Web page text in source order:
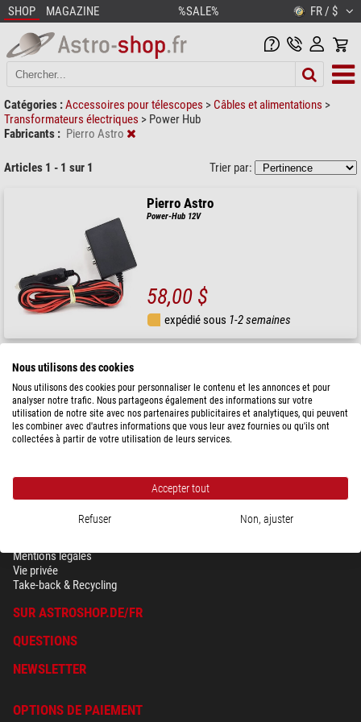
SHOP MAGAZINE %SALE% FR / $
Catégories :Accessoires pour télescopes > Câbles et alimentations >
Transformateurs électriques > Power Hub
Fabricants : Pierro Astro
Articles 1 - 1 sur 1 Trier par:
Pierro Astro
Power-Hub 12V
58,00 $
expédié sous 1-2 semaines
SÉCURITÉ & VIE PRIVÉE
Mentions légales
Vie privée
Take-back & Recycling
SUR ASTROSHOP.DE/FR
QUESTIONS
NEWSLETTER
OPTIONS DE PAIEMENT
Nous utilisons des cookies
Nous utilisons des cookies pour personnaliser le contenu et les annonces et pour
analyser notre trafic. Nous partageons également des informations sur votre
utilisation de notre site avec nos partenaires publicitaires et analytiques, qui peuvent
les combiner avec d'autres informations que vous leur avez fournies ou qu'ils ont
collectées à partir de votre utilisation de leurs services.
Accepter tout
Refuser Non, ajuster